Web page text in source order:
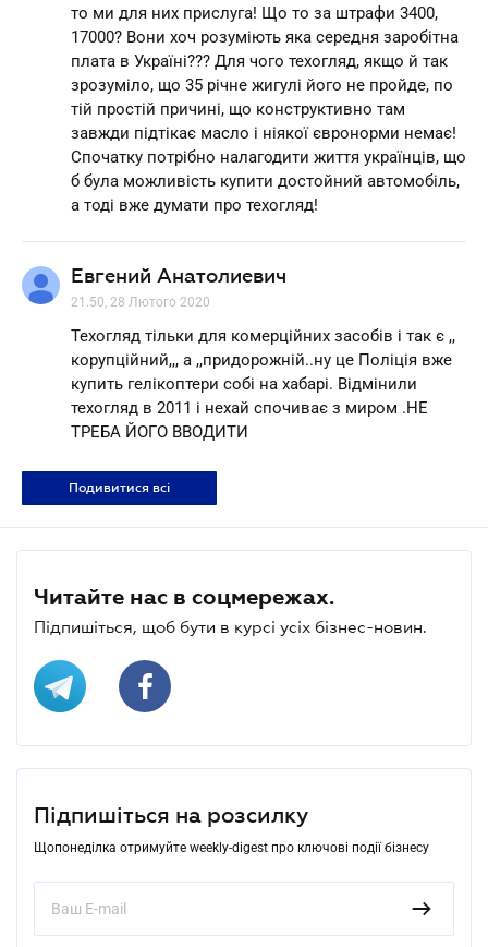
то ми для них прислуга! Що то за штрафи 3400,
17000? Вони хоч розуміють яка середня заробітна
плата в Україні??? Для чого техогляд, якщо й так
зрозуміло, що 35 річне жигулі його не пройде, по
тій простій причині, що конструктивно там
завжди підтікає масло і ніякої євронорми немає!
Спочатку потрібно налагодити життя українців, що
б була можливість купити достойний автомобіль,
а тоді вже думати про техогляд!
Евгений Анатолиевич
21.50, 28 Лютого 2020
Техогляд тільки для комерційних засобів і так є ,,
корупційний,,, а ,,придорожній..ну це Поліція вже
купить гелікоптери собі на хабарі. Відмінили
техогляд в 2011 і нехай спочиває з миром .НЕ
ТРЕБА ЙОГО ВВОДИТИ
Подивитися всі
Читайте нас в соцмережах.
Підпишіться, щоб бути в курсі усіх бізнес-новин.
Підпишіться на розсилку
Щопонеділка отримуйте weekly-digest про ключові події бізнесу